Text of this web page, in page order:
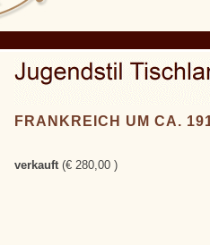
FRANKREICH UM CA.
verkauft (€ 280,00 )